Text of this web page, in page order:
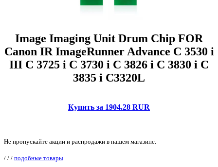
Image Imaging Unit Drum Chip FOR
Canon IR ImageRunner Advance C 3530 i
III C 3725 i C 3730 i C 3826 i C 3830 i C
3835 i C3320L
Купить за 1904.28 RUR
Не пропускайте акции и распродажи в нашем магазине.
/ / / подобные товары